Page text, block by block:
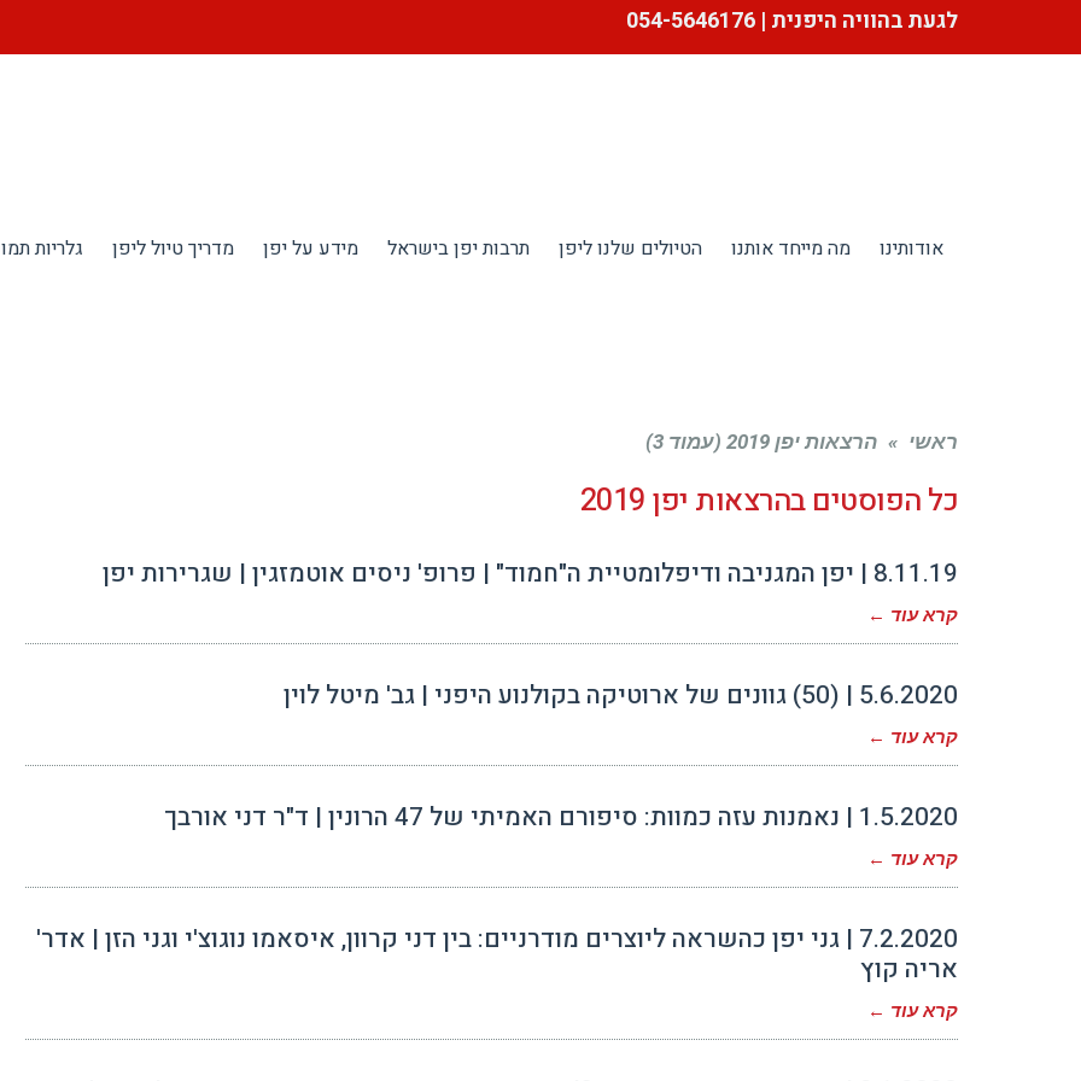
לגעת בהוויה היפנית | 054-5646176
אודותינו מה מייחד אותנו הטיולים שלנו ליפן תרבות יפן בישראל מידע על יפן מדריך טיול ליפן גלריות
ראשי » הרצאות יפן 2019 (עמוד 3)
כל הפוסטים בהרצאות יפן 2019
8.11.19 | יפן המגניבה ודיפלומטיית ה"חמוד" | פרופ' ניסים אוטמזגין | שגרירות יפן
קרא עוד ←
5.6.2020 | (50) גוונים של ארוטיקה בקולנוע היפני | גב' מיטל לוין
קרא עוד ←
1.5.2020 | נאמנות עזה כמוות: סיפורם האמיתי של 47 הרונין | ד"ר דני אורבך
קרא עוד ←
7.2.2020 | גני יפן כהשראה ליוצרים מודרניים: בין דני קרוון, איסאמו נוגוצ'י וגני הזן | אדר'
אריה קוץ
קרא עוד ←